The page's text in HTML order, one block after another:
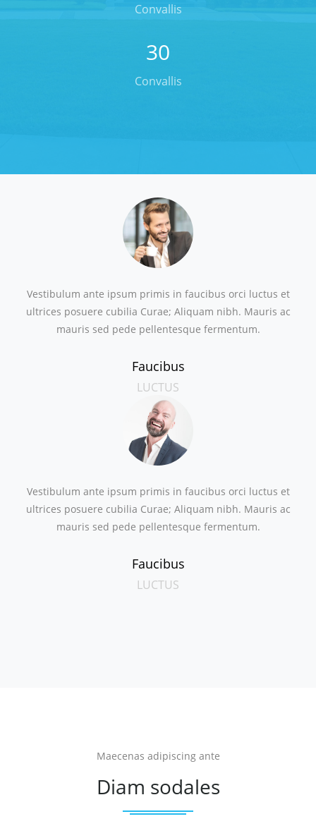
Convallis
30
Convallis
Vestibulum ante ipsum primis in faucibus orci luctus et
ultrices posuere cubilia Curae; Aliquam nibh. Mauris ac
mauris sed pede pellentesque fermentum.
Faucibus
LUCTUS
Vestibulum ante ipsum primis in faucibus orci luctus et
ultrices posuere cubilia Curae; Aliquam nibh. Mauris ac
mauris sed pede pellentesque fermentum.
Faucibus
LUCTUS
Maecenas adipiscing ante
Diam sodales